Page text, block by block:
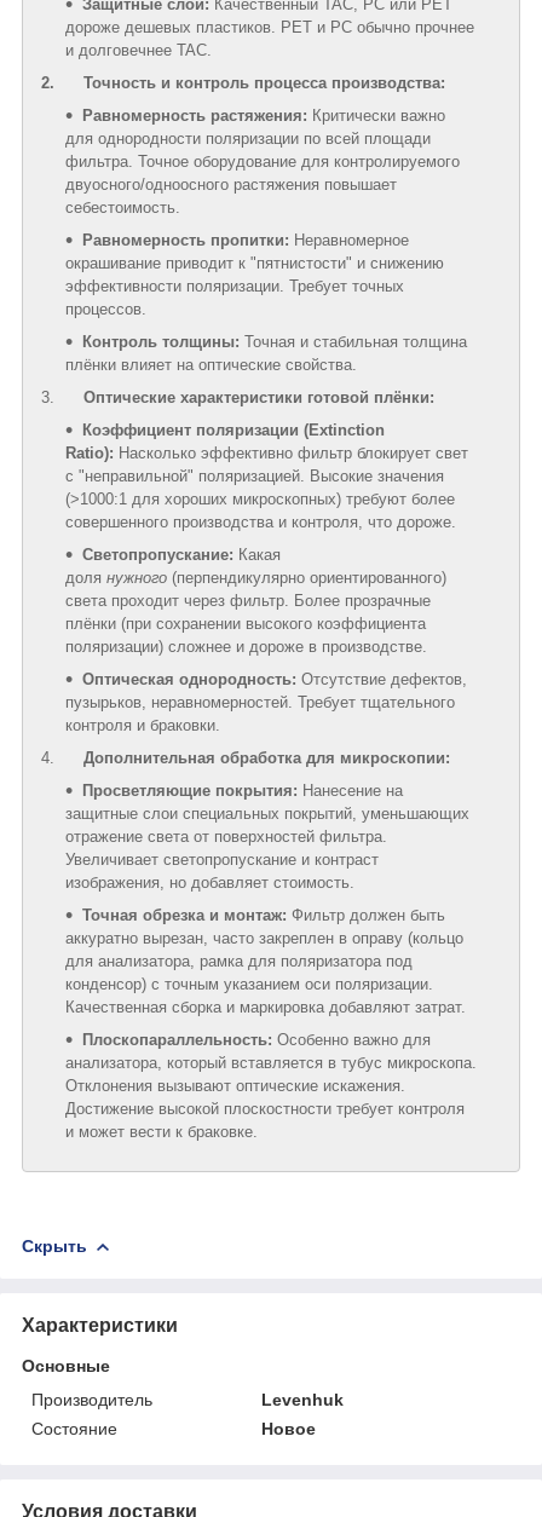
Защитные слои: Качественный TAC, PC или PET
дороже дешевых пластиков. PET и PC обычно прочнее
и долговечнее TAC.
2. Точность и контроль процесса производства:
Равномерность растяжения: Критически важно
для однородности поляризации по всей площади
фильтра. Точное оборудование для контролируемого
двуосного/одноосного растяжения повышает
себестоимость.
Равномерность пропитки: Неравномерное
окрашивание приводит к "пятнистости" и снижению
эффективности поляризации. Требует точных
процессов.
Контроль толщины: Точная и стабильная толщина
плёнки влияет на оптические свойства.
3. Оптические характеристики готовой плёнки:
Коэффициент поляризации (Extinction
Ratio): Насколько эффективно фильтр блокирует свет
с "неправильной" поляризацией. Высокие значения
(>1000:1 для хороших микроскопных) требуют более
совершенного производства и контроля, что дороже.
Светопропускание: Какая
доля нужного (перпендикулярно ориентированного)
света проходит через фильтр. Более прозрачные
плёнки (при сохранении высокого коэффициента
поляризации) сложнее и дороже в производстве.
Оптическая однородность: Отсутствие дефектов,
пузырьков, неравномерностей. Требует тщательного
контроля и браковки.
4. Дополнительная обработка для микроскопии:
Просветляющие покрытия: Нанесение на
защитные слои специальных покрытий, уменьшающих
отражение света от поверхностей фильтра.
Увеличивает светопропускание и контраст
изображения, но добавляет стоимость.
Точная обрезка и монтаж: Фильтр должен быть
аккуратно вырезан, часто закреплен в оправу (кольцо
для анализатора, рамка для поляризатора под
конденсор) с точным указанием оси поляризации.
Качественная сборка и маркировка добавляют затрат.
Плоскопараллельность: Особенно важно для
анализатора, который вставляется в тубус микроскопа.
Отклонения вызывают оптические искажения.
Достижение высокой плоскостности требует контроля
и может вести к браковке.
Скрыть
Характеристики
Основные
Производитель
Levenhuk
Состояние
Новое
Условия доставки